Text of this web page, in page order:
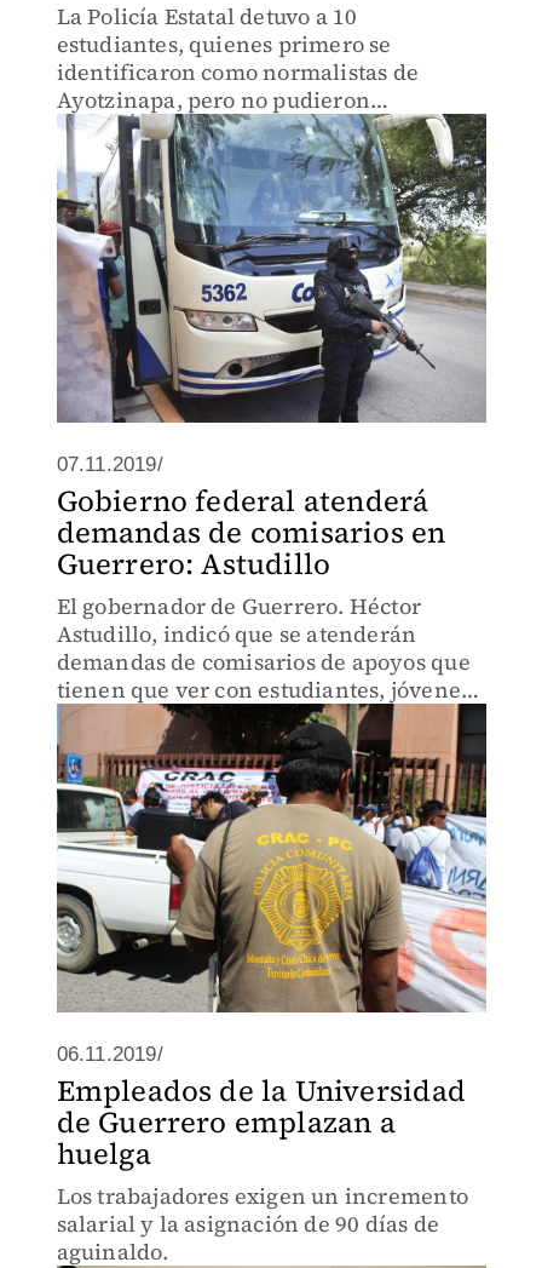
La Policía Estatal detuvo a 10
estudiantes, quienes primero se
identificaron como normalistas de
Ayotzinapa, pero no pudieron
acreditarlo; el autobús en el que se
trasladaban fue asegurado, así como 30
cartones y 20 charolas de cerveza.
07.11.2019/
Gobierno federal atenderá
demandas de comisarios en
Guerrero: Astudillo
El gobernador de Guerrero. Héctor
Astudillo, indicó que se atenderán
demandas de comisarios de apoyos que
tienen que ver con estudiantes, jóvenes
y con cuestiones de carácter social.
06.11.2019/
Empleados de la Universidad
de Guerrero emplazan a
huelga
Los trabajadores exigen un incremento
salarial y la asignación de 90 días de
aguinaldo.